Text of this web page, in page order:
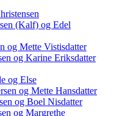
(Kalf) og Edel
og Mette Vistisdatter
og Karine Eriksdatter
og Else
og Mette Hansdatter
og Boel Nisdatter
og Margrethe